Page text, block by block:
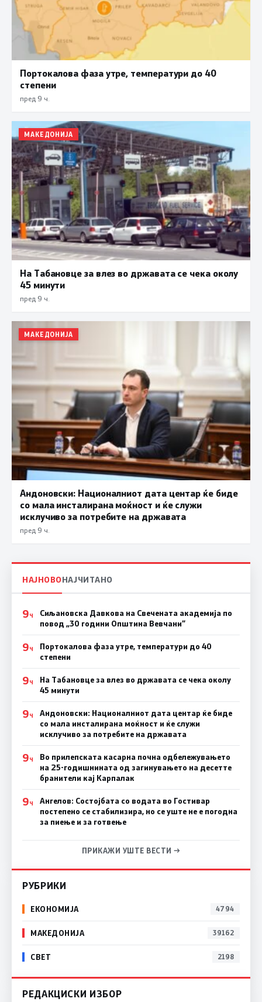
Портокалова фаза утре, температури до 40
степени
пред 9 ч.
МАКЕДОНИЈА
На Табановце за влез во државата се чека околу
45 минути
пред 9 ч.
МАКЕДОНИЈА
Андоновски: Националниот дата центар ќе биде
со мала инсталирана моќност и ќе служи
исклучиво за потребите на државата
пред 9 ч.
НАЈНОВОНАЈЧИТАНО
9Ч
Сиљановска Давкова на Свечената академија по
повод „30 години Општина Вевчани“
9Ч
Портокалова фаза утре, температури до 40
степени
9Ч
На Табановце за влез во државата се чека околу
45 минути
9Ч
Андоновски: Националниот дата центар ќе биде
со мала инсталирана моќност и ќе служи
исклучиво за потребите на државата
9Ч
Во прилепската касарна почна одбележувањето
на 25-годишнината од загинувањето на десетте
бранители кај Карпалак
9Ч
Ангелов: Состојбата со водата во Гостивар
постепено се стабилизира, но се уште не е погодна
за пиење и за готвење
ПРИКАЖИ УШТЕ ВЕСТИ →
РУБРИКИ
ЕКОНОМИЈА 4794
МАКЕДОНИЈА 39162
СВЕТ 2198
РЕДАКЦИСКИ ИЗБОР